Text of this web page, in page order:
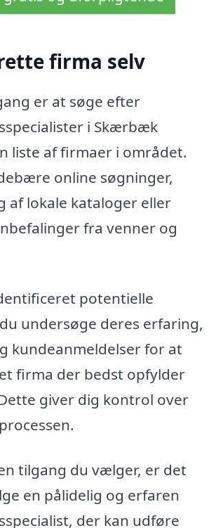
firma selv
er at søge efter
i Skærbæk
liste af firmaer i området.
online søgninger,
af lokale kataloger eller
fra venner og
potentielle
undersøge deres erfaring,
kundeanmeldelser for at
firma der bedst opfylder
giver dig kontrol over
tilgang du vælger, er det
en pålidelig og erfaren
der kan udføre